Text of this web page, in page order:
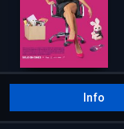
Info